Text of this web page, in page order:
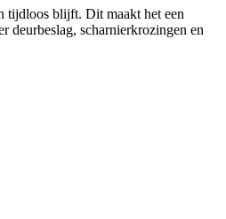
tijdloos blijft. Dit maakt het een
deurbeslag, scharnierkrozingen en